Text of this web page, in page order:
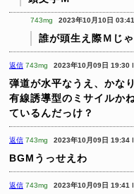
743mg 2023年10月10日 03:41
誰が頭生え際Ｍじ
返信 743mg 2023年10月09日 19:30
弾道が水平なうえ、かな
有線誘導型のミサイルか
ているんだっけ？
返信 743mg 2023年10月09日 19:34
BGMうっせえわ
返信 743mg 2023年10月09日 19:41